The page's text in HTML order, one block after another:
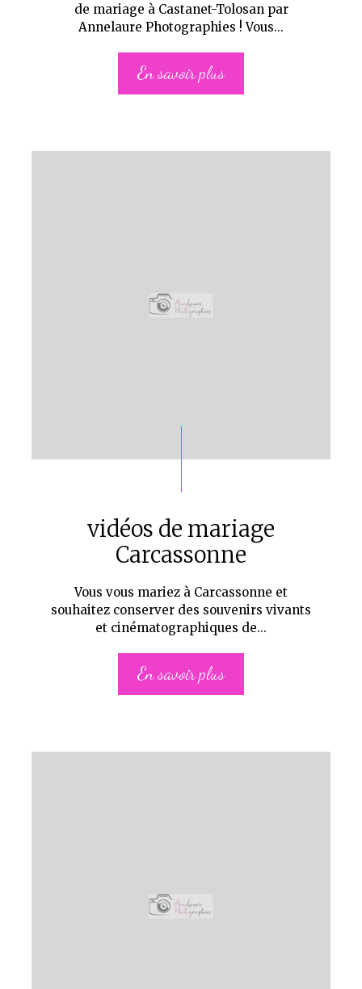
de mariage à Castanet-Tolosan par
Annelaure Photographies ! Vous...
En savoir plus
vidéos de mariage
Carcassonne
Vous vous mariez à Carcassonne et
souhaitez conserver des souvenirs vivants
et cinématographiques de...
En savoir plus